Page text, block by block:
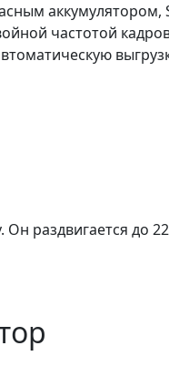
аккумулятором,
частотой
раздвигается до